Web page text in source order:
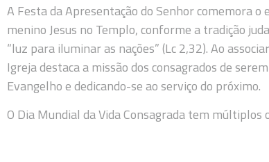
A Festa da Apresentação do Senhor comemora
menino Jesus no Templo, conforme a tradição
“luz para iluminar as nações” (Lc 2,32). Ao
Igreja destaca a missão dos consagrados de
Evangelho e dedicando-se ao serviço do próximo.
O Dia Mundial da Vida Consagrada tem múltiplos